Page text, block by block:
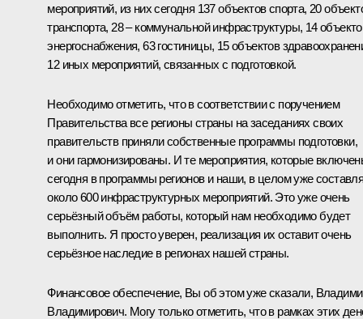
мероприятий, из них сегодня 137 объектов спорта, 20
транспорта, 28 – коммунальной инфраструктуры, 14
энергоснабжения, 63 гостиницы, 15 объектов
12 иных мероприятий, связанных с подготовкой.
Необходимо отметить, что в соответствии с поручением
Правительства все регионы страны на заседаниях своих
правительств приняли собственные программы подготовки,
и они гармонизированы. И те мероприятия, которые
сегодня в программы регионов и наши, в целом уже
около 600 инфраструктурных мероприятий. Это уже очень
серьёзный объём работы, который нам необходимо будет
выполнить. Я просто уверен, реализация их оставит очень
серьёзное наследие в регионах нашей страны.
Финансовое обеспечение, Вы об этом уже сказали,
Владимирович. Могу только отметить, что в рамках этих